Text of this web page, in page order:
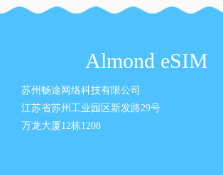
Almond eSIM
苏州畅途网络科技有限公司
江苏省苏州工业园区新发路29号
万龙大厦12栋1208